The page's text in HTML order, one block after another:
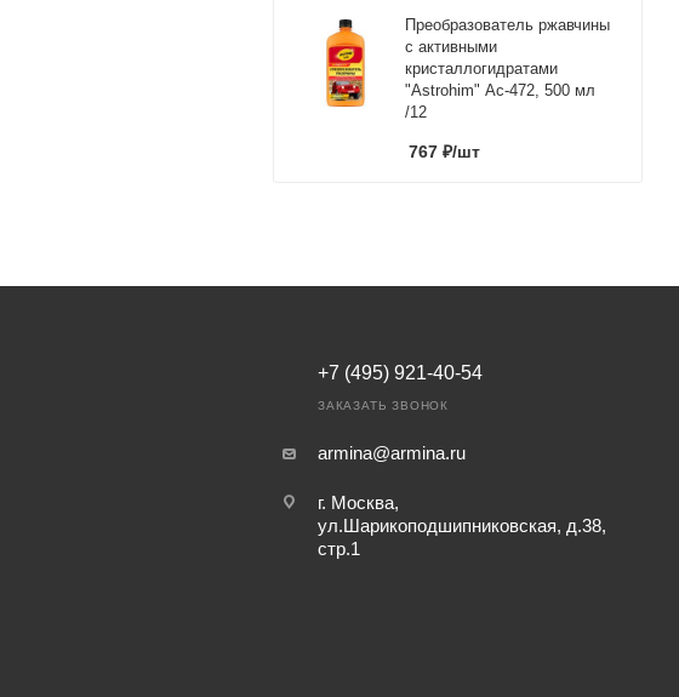
Преобразователь ржавчины
с активными
кристаллогидратами
"Astrohim" Ас-472, 500 мл
/12
767 ₽/шт
+7 (495) 921-40-54
ЗАКАЗАТЬ ЗВОНОК
armina@armina.ru
г. Москва,
ул.Шарикоподшипниковская, д.38,
стр.1